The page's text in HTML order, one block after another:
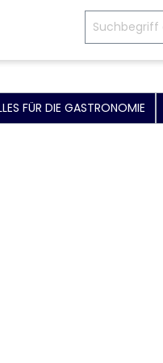
FÜR DIE GASTRONOMIE